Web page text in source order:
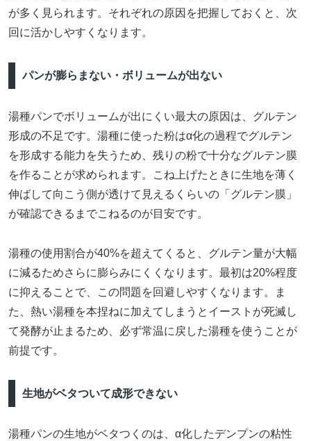
が多く見られます。それぞれの原因を把握しておくと、次
回に活かしやすくなります。
パンが膨らまない・ボリュームが出ない
湯種パンでボリュームが出にくい最大の原因は、グルテン
形成の不足です。湯種に使った粉はα化の過程でグルテン
を形成する能力を失うため、残りの粉で十分なグルテン膜
を作ることが求められます。こね上げたときに生地を薄く
伸ばして向こう側が透けて見えるくらいの「グルテン膜」
が確認できるまでこねるのが目安です。
湯種の使用割合が40%を超えてくると、グルテン量が大幅
に減るためさらに膨らみにくくなります。最初は20%程度
に抑えることで、この問題を回避しやすくなります。ま
た、熱い湯種を本捏ねに加えてしまうとイーストが死滅し
て発酵が止まるため、必ず常温に戻した湯種を使うことが
前提です。
生地がベタついて成形できない
湯種パンの生地がベタつくのは、α化したデンプンの粘性